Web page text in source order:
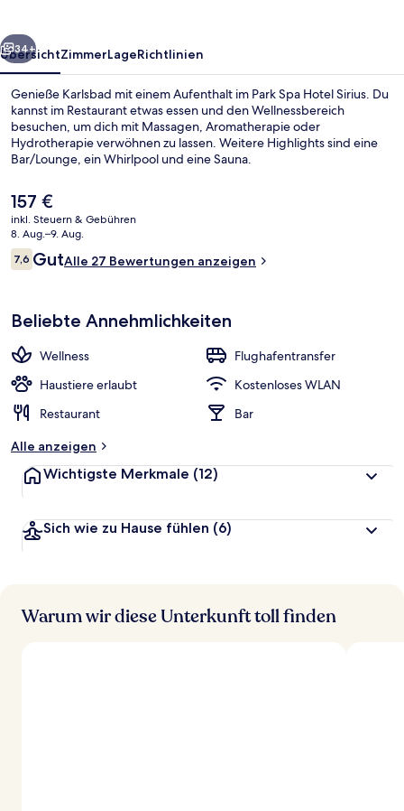
Weiter
34+
ÜbersichtZimmerLageRichtlinien
Genieße Karlsbad mit einem Aufenthalt im Park Spa Hotel Sirius. Du
kannst im Restaurant etwas essen und den Wellnessbereich
besuchen, um dich mit Massagen, Aromatherapie oder
Hydrotherapie verwöhnen zu lassen. Weitere Highlights sind eine
Bar/Lounge, ein Whirlpool und eine Sauna.
Der
aktuelle
Preis
beträgt
157 €.
157 €
inkl. Steuern & Gebühren
8. Aug.–9. Aug.
Bewertungen
7,67,6 von 10.
GutAlle 27 Bewertungen anzeigen
Beliebte Annehmlichkeiten
Wellness
Flughafentransfer
Haustiere erlaubt
Kostenloses WLAN
Restaurant
Bar
Alle anzeigen
Wichtigste Merkmale (12)
Sich wie zu Hause fühlen (6)
Warum wir diese Unterkunft toll finden